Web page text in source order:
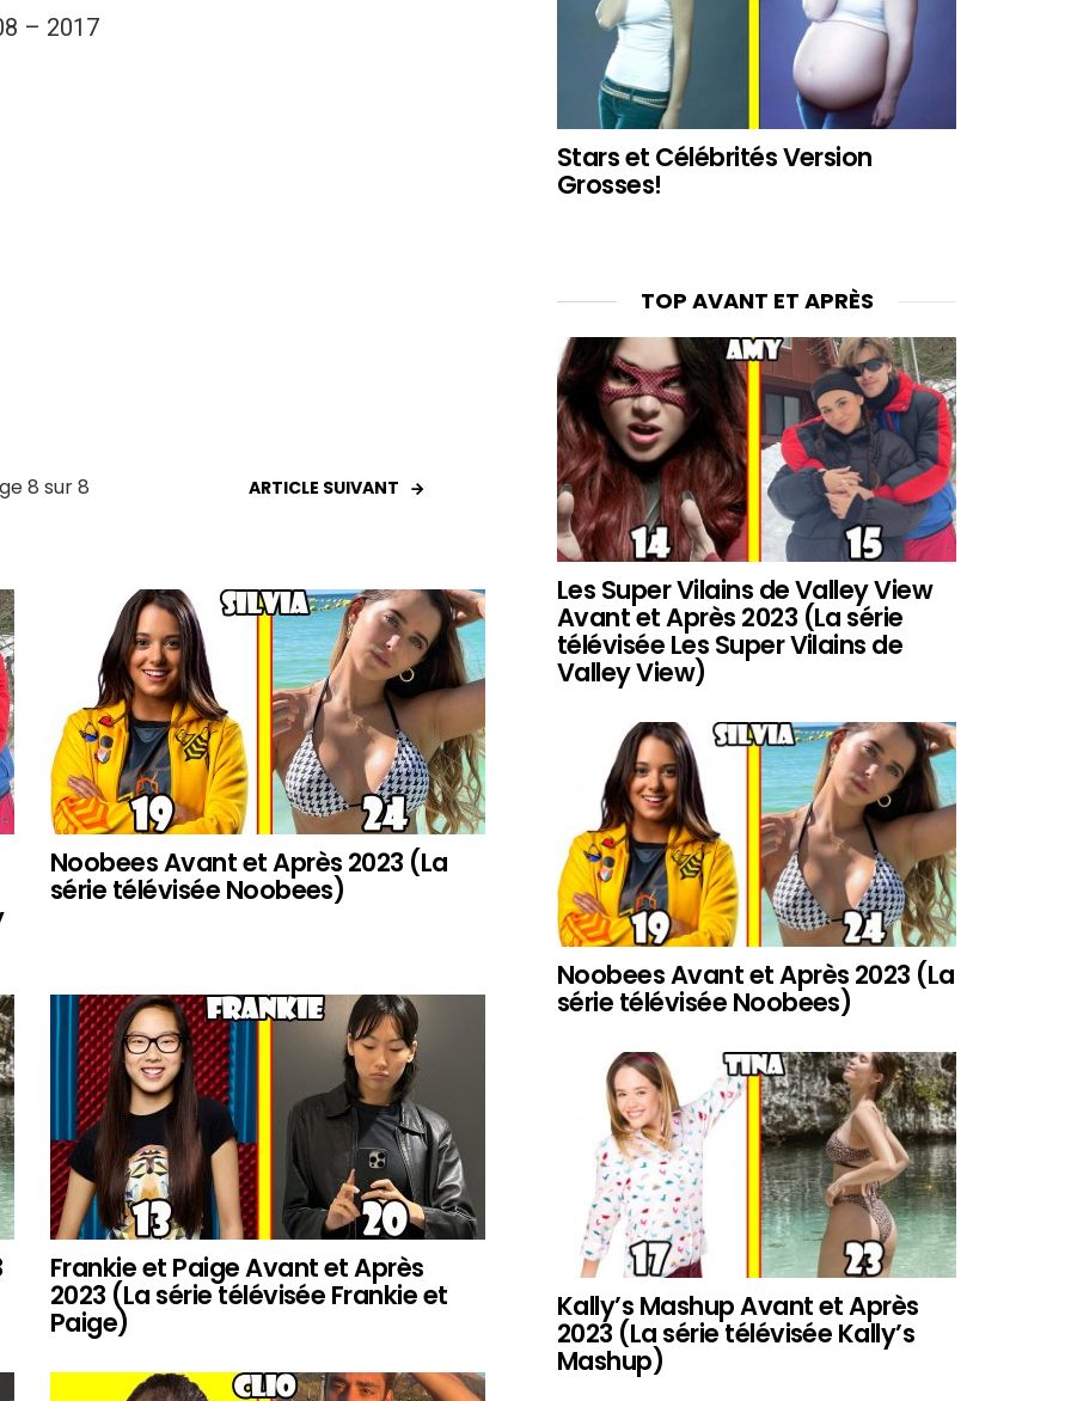
– 2017
8 sur 8 ARTICLE SUIVANT
Noobees Avant et Après 2023 (La
série télévisée Noobees)
Frankie et Paige Avant et Après
2023 (La série télévisée Frankie et
Paige)
Stars et Célébrités Version
Grosses!
TOP AVANT ET APRÈS
Les Super Vilains de Valley View
Avant et Après 2023 (La série
télévisée Les Super Vilains de
Valley View)
Noobees Avant et Après 2023 (La
série télévisée Noobees)
Kally’s Mashup Avant et Après
2023 (La série télévisée Kally’s
Mashup)